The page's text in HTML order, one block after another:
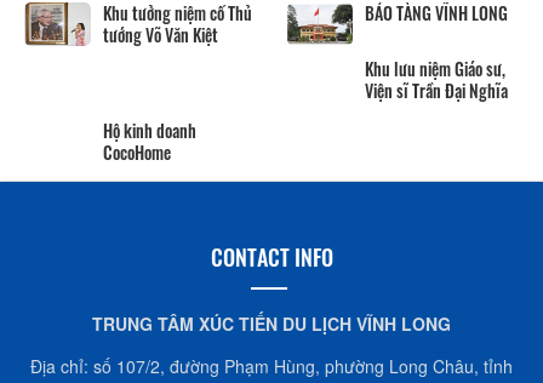
Khu tưởng niệm cố Thủ
tướng Võ Văn Kiệt
BẢO TÀNG VĨNH LONG
Khu lưu niệm Giáo sư,
Viện sĩ Trần Đại Nghĩa
Hộ kinh doanh
CocoHome
CONTACT INFO
TRUNG TÂM XÚC TIẾN DU LỊCH VĨNH LONG
Địa chỉ: số 107/2, đường Phạm Hùng, phường Long Châu, tỉnh